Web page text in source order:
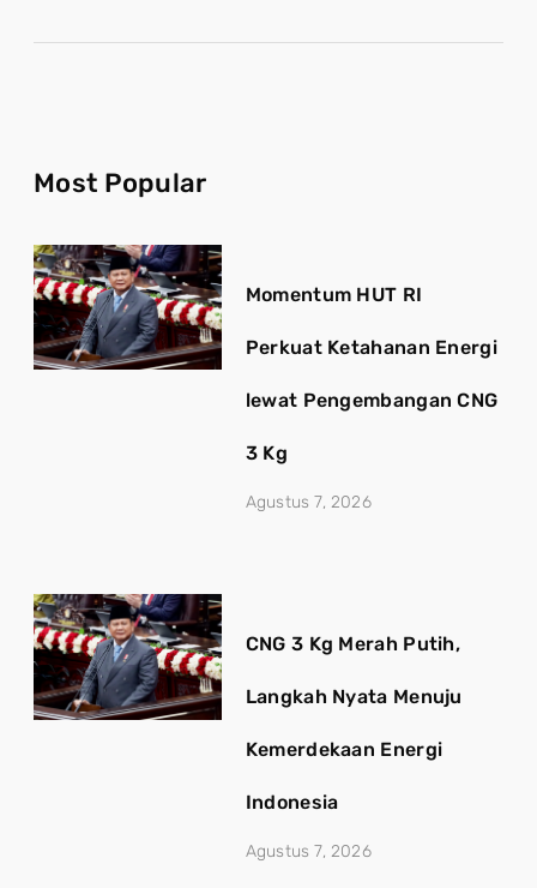
Most Popular
Momentum HUT RI
Perkuat Ketahanan Energi
lewat Pengembangan CNG
3 Kg
Agustus 7, 2026
CNG 3 Kg Merah Putih,
Langkah Nyata Menuju
Kemerdekaan Energi
Indonesia
Agustus 7, 2026